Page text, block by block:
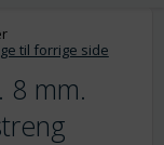
til forrige side
8 mm.